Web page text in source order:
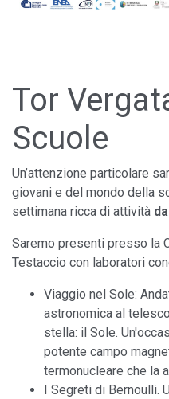
Tor
Scuole
Un’attenzione particolare
giovani e del mondo della
settimana ricca di attività
Saremo presenti presso la
Testaccio con laboratori
Viaggio nel Sole:
astronomica al
stella: il Sole.
potente campo
termonucleare che la
I Segreti di Bernoulli.